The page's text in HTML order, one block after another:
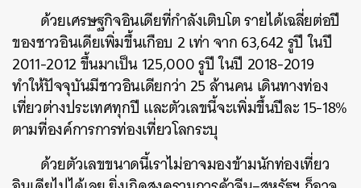
ด้วยเศรษฐกิจอินเดียที่กำลังเติบโตรายได้เฉลี่ยต่อปี
ของชาวอินเดียเพิ่มขึ้นเกือบ 2เท่าจาก63,642รูปี ในปี
2011-2012ขึ้นมาเป็น125,000รูปีในปี 2018-2019
ทำให้ปัจจุบันมีชาวอินเดียกว่า 25ล้านคนเดินทางท่อง
เที่ยวต่างประเทศทุกปี และตัวเลขนี้จะเพิ่มขึ้นปีละ15-18%
ตามที่องค์การการท่องเที่ยวโลกระบุ
ด้วยตัวเลขขนาดนี้เราไม่อาจมองข้ามนักท่องเที่ยว